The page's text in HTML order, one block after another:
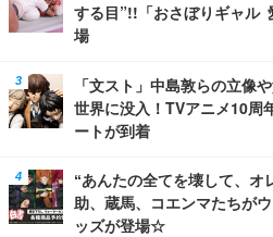
する目”!!「おさぼりギャル
場
「文スト」中島敦らの立像
世界に没入！TVアニメ10周
ートが到着
“あんたの全てを壊して、
助、蔵馬、コエンマたちが
ッズが登場☆